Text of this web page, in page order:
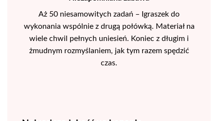
Aż 50 niesamowitych zadań – Igraszek do
wykonania wspólnie z drugą połówką. Materiał na
wiele chwil pełnych uniesień. Koniec z długim i
żmudnym rozmyślaniem, jak tym razem spędzić
czas.